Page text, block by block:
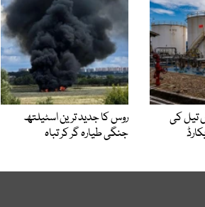
تیل کی
روس کا جدید ترین اسٹیلتھ
جنگی طیارہ گر کر تباہ